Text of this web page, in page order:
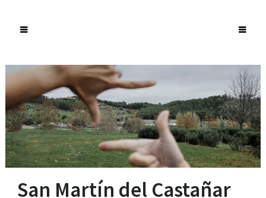
San Martín del Castañar